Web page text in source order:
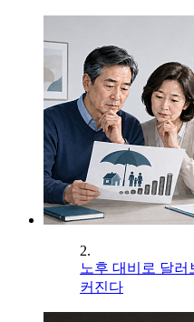
2.
노후 대비로 달러
커진다